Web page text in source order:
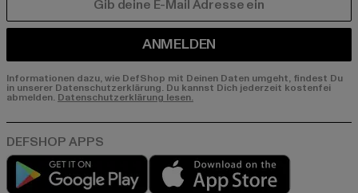
ANMELDEN
Informationen dazu, wie DefShop mit Deinen Daten umgeht, findest Du
in unserer Datenschutzerklärung. Du kannst Dich jederzeit kostenfei
abmelden. Datenschutzerklärung lesen.
Play market